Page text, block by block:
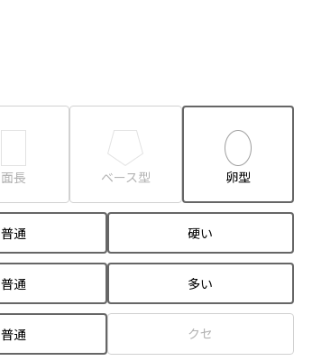
面長 ベース型 卵型
普通 硬い
普通 多い
普通 クセ